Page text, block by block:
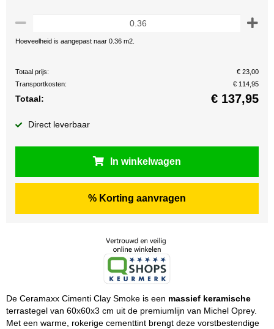
Hoeveelheid is aangepast naar 0.36 m2.
Totaal prijs:
€ 23,00
Transportkosten:
€ 114,95
Totaal: € 137,95
Direct leverbaar
In winkelwagen
% Korting aanvragen
De Ceramaxx Cimenti Clay Smoke is een massief keramische
terrastegel van 60x60x3 cm uit de premiumlijn van Michel Oprey.
Met een warme, rokerige cementtint brengt deze vorstbestendige